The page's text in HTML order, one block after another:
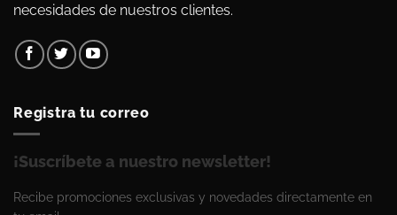
necesidades de nuestros clientes.
Registra tu correo
¡Suscríbete a nuestro newsletter!
Recibe promociones exclusivas y novedades directamente en